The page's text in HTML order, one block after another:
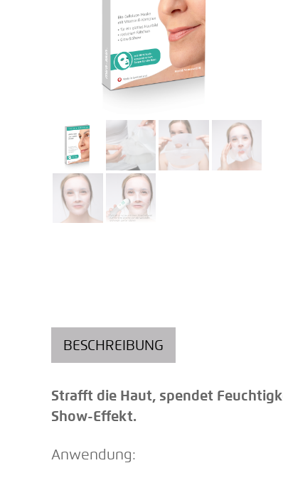
BESCHREIBUNG
Strafft die Haut, spendet
Show-Effekt.
Anwendung: